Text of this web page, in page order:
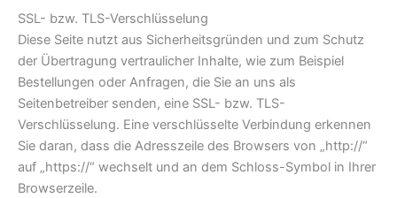
SSL- bzw. TLS-Verschlüsselung
Diese Seite nutzt aus Sicherheitsgründen und zum Schutz
der Übertragung vertraulicher Inhalte, wie zum Beispiel
Bestellungen oder Anfragen, die Sie an uns als
Seitenbetreiber senden, eine SSL- bzw. TLS-
Verschlüsselung. Eine verschlüsselte Verbindung erkennen
Sie daran, dass die Adresszeile des Browsers von „http://“
auf „https://“ wechselt und an dem Schloss-Symbol in Ihrer
Browserzeile.